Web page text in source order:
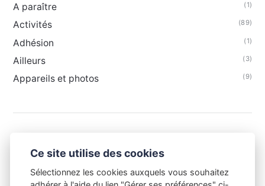
A paraître (1)
Activités (89)
Adhésion (1)
Ailleurs (3)
Appareils et photos (9)
Ce site utilise des cookies
Sélectionnez les cookies auxquels vous souhaitez